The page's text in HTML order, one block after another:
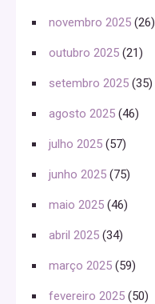
novembro 2025 (26)
outubro 2025 (21)
setembro 2025 (35)
agosto 2025 (46)
julho 2025 (57)
junho 2025 (75)
maio 2025 (46)
abril 2025 (34)
março 2025 (59)
fevereiro 2025 (50)